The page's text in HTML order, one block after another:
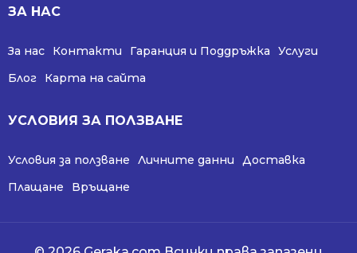
ЗА НАС
За нас Контакти Гаранция и Поддръжка
Услуги
Блог
Карта на сайта
УСЛОВИЯ ЗА ПОЛЗВАНЕ
Условия за ползване Личните данни
Доставка
Плащане
Връщане